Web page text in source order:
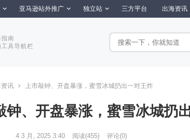
亚马逊站外推广 独立站 三方平台 出海资讯
南
具导航栏
讯 上市敲钟、开盘暴涨，蜜雪冰城扔出一对王炸
钟、开盘暴涨，蜜雪冰城扔
4 3 月, 2025 3:40 阅读(455) 评论(0)